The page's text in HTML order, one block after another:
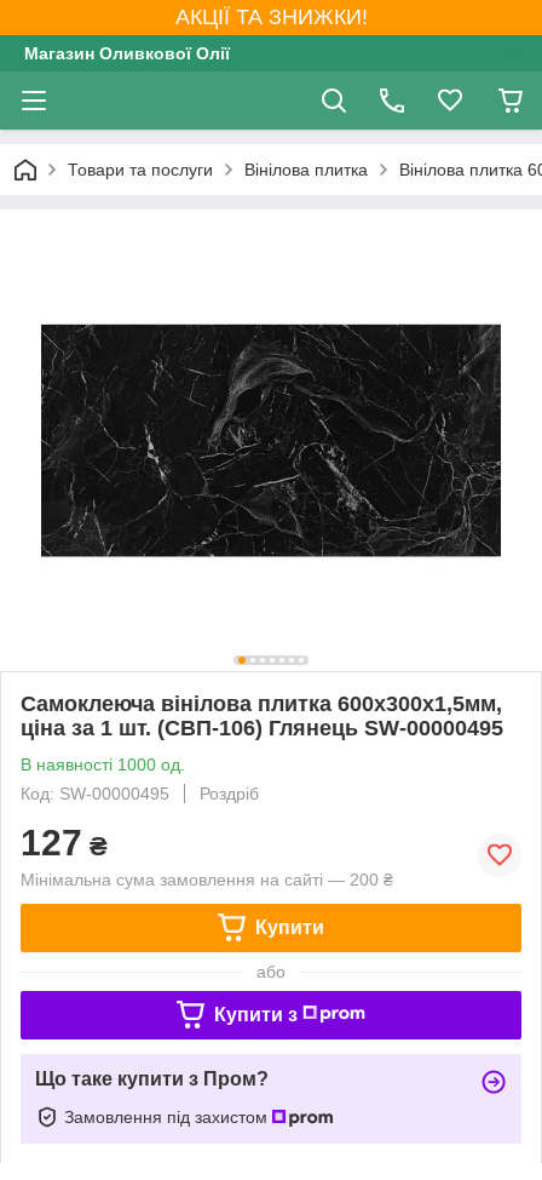
АКЦІЇ ТА ЗНИЖКИ!
Магазин Оливкової Олії
Товари та послуги Вінілова плитка Вінілова плитка
Самоклеюча вінілова плитка 600х300х1,5мм,
ціна за 1 шт. (СВП-106) Глянець SW-00000495
В наявності 1000 од.
Код: SW-00000495
Роздріб
127 ₴
Мінімальна сума замовлення на сайті — 200 ₴
Купити
або
Купити з
Що таке купити з Пром?
Замовлення під захистом